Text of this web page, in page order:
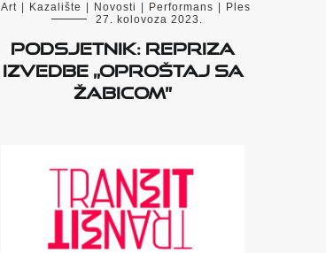
Art Kazalište Novosti Performans
Ples
27. kolovoza 2023.
Podsjetnik: Repriza
izvedbe „Oproštaj sa
Žabicom”